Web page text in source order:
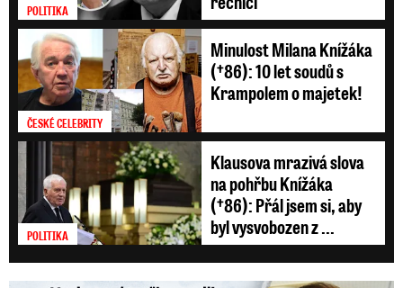
POLITIKA
ČESKÉ CELEBRITY
Minulost Milana Knížáka
(†86): 10 let soudů s
Krampolem o majetek!
POLITIKA
Klausova mrazivá slova
na pohřbu Knížáka
(†86): Přál jsem si, aby
byl vysvobozen z ...